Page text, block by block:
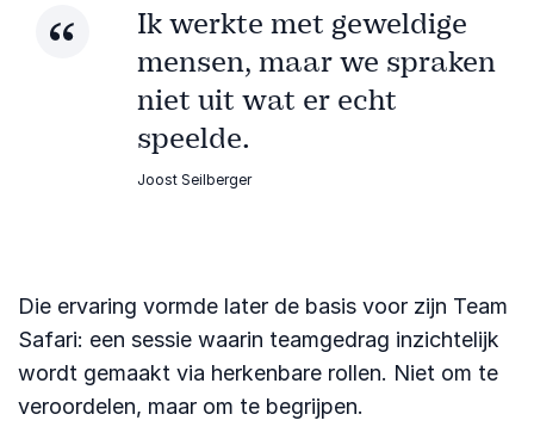
Ik werkte met geweldige
mensen, maar we spraken
niet uit wat er echt
speelde.
Joost Seilberger
Die ervaring vormde later de basis voor zijn Team
Safari: een sessie waarin teamgedrag inzichtelijk
wordt gemaakt via herkenbare rollen. Niet om te
veroordelen, maar om te begrijpen.